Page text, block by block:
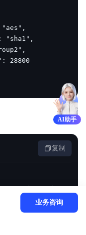
复制
AI助手
业务咨询